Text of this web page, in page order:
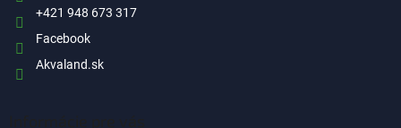
+421 948 673 317
Facebook
Akvaland.sk